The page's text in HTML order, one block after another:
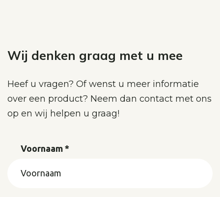
Wij denken graag met u mee
Heef u vragen? Of wenst u meer informatie
over een product? Neem dan contact met ons
op en wij helpen u graag!
Voornaam *